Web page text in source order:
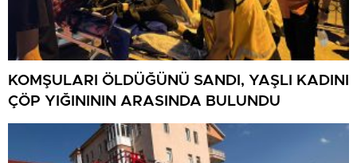
KOMŞULARI ÖLDÜĞÜNÜ SANDI, YAŞLI KADINI
ÇÖP YIĞINININ ARASINDA BULUNDU